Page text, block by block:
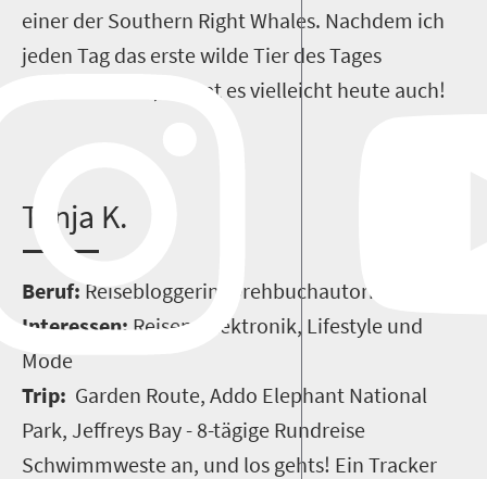
einer der Southern Right Whales. Nachdem ich
jeden Tag das erste wilde Tier des Tages
entdeckt habe, klappt es vielleicht heute auch!
T anja K.
Beruf: Reisebloggerin, Drehbuchautorin
Interessen: Reisen, Elektronik, Lifestyle und
Mode
Trip: Garden Route, Addo Elephant National
Park, Jeffreys Bay - 8-tägige Rundreise
Schwimmweste an, und los gehts! Ein Tracker